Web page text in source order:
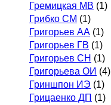
Гремицкая МВ (1)
Грибко СМ (1)
Григорьев АА (1)
Григорьев ГВ (1)
Григорьев СН (1)
Григорьева ОИ (4)
Гриншпон ИЭ (1)
Грицаенко ДП (1)